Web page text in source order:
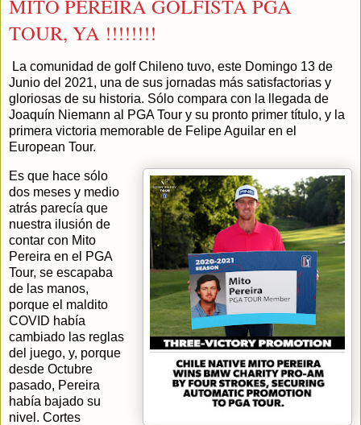
MITO PEREIRA GOLFISTA PGA
TOUR, YA !!!!!!!!
La comunidad de golf Chileno tuvo, este Domingo 13 de
Junio del 2021, una de sus jornadas más satisfactorias y
gloriosas de su historia. Sólo compara con la llegada de
Joaquín Niemann al PGA Tour y su pronto primer título, y la
primera victoria memorable de Felipe Aguilar en el
European Tour.
Es que hace sólo
dos meses y medio
atrás parecía que
nuestra ilusión de
contar con Mito
Pereira en el PGA
Tour, se escapaba
de las manos,
porque el maldito
COVID había
cambiado las reglas
del juego, y, porque
desde Octubre
pasado, Pereira
había bajado su
nivel. Cortes